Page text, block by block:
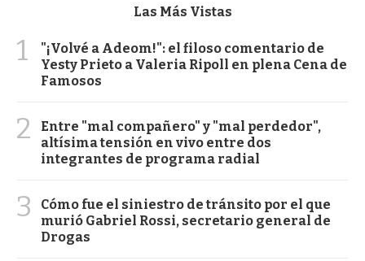
Las Más Vistas
1
"¡Volvé a Adeom!": el filoso comentario de
Yesty Prieto a Valeria Ripoll en plena Cena de
Famosos
2
Entre "mal compañero" y "mal perdedor",
altísima tensión en vivo entre dos
integrantes de programa radial
3
Cómo fue el siniestro de tránsito por el que
murió Gabriel Rossi, secretario general de
Drogas